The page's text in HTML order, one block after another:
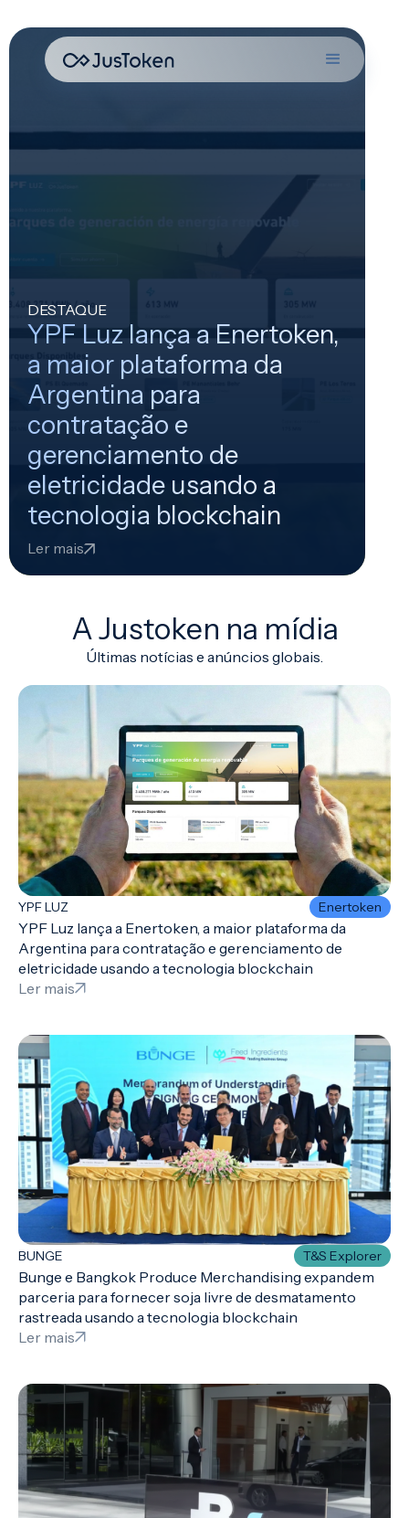
DESTAQUE
YPF Luz lança a Enertoken,
a maior plataforma da
Argentina para
contratação e
gerenciamento de
eletricidade usando a
tecnologia blockchain
Ler mais
A Justoken na mídia
Últimas notícias e anúncios globais.
YPF LUZ Enertoken
YPF Luz lança a Enertoken, a maior plataforma da
Argentina para contratação e gerenciamento de
eletricidade usando a tecnologia blockchain
Ler mais
BUNGE T&S Explorer
Bunge e Bangkok Produce Merchandising expandem
parceria para fornecer soja livre de desmatamento
rastreada usando a tecnologia blockchain
Ler mais